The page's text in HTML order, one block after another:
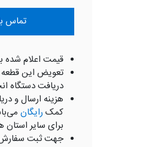
تماس با
قیمت اعلام شده
تعویض این
دریافت دستگاه
هزینه ارسال و
کمک رایگان
برای سایر استان
جهت ثبت سفارش